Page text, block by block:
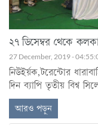
২৭ ডিসেম্বর থেকে
27 December, 2019 -
নিউইর্য়ক,টরেন্টোর
দিন ব্যাপি তৃতীয় বিশ্ব
দক্ষিণ কলকাতা সিলেট
কলকাতার যোধপুর পার্ক
বাংলাদেশ ছাড়াও
আরও পড়ুন